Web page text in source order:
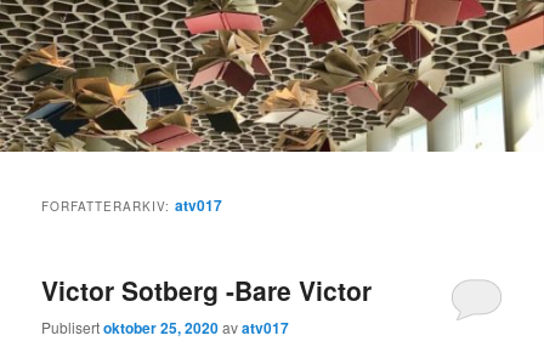
FORFATTERARKIV:atv017
Victor Sotberg -Bare Victor
Publisertoktober 25, 2020avatv017